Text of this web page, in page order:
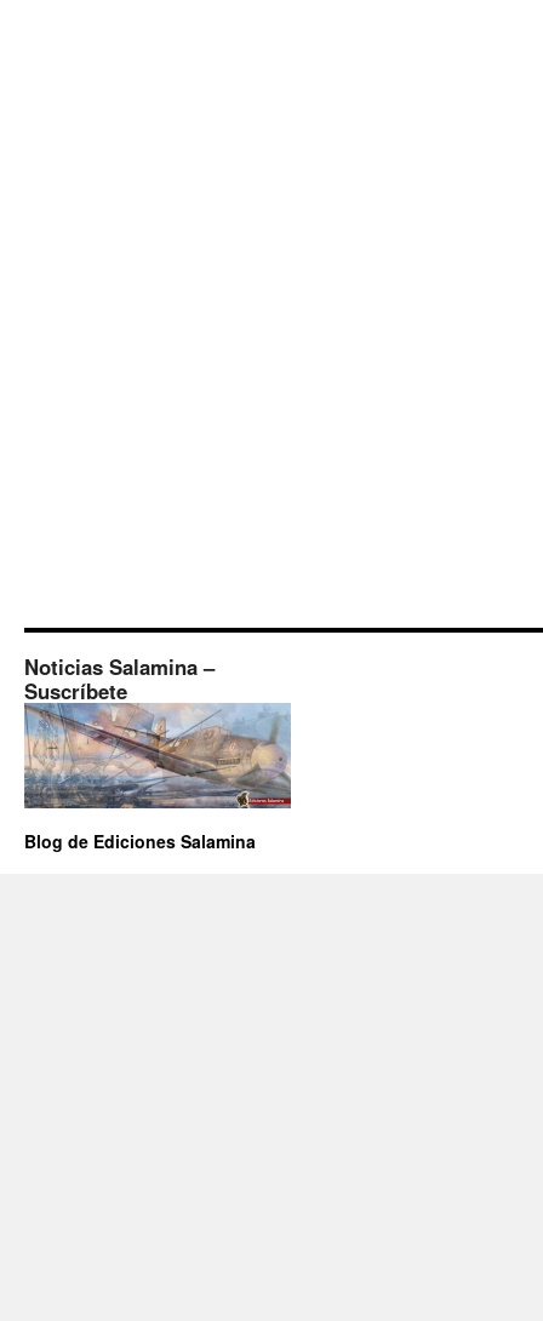
Noticias Salamina –
Suscríbete
Blog de Ediciones Salamina